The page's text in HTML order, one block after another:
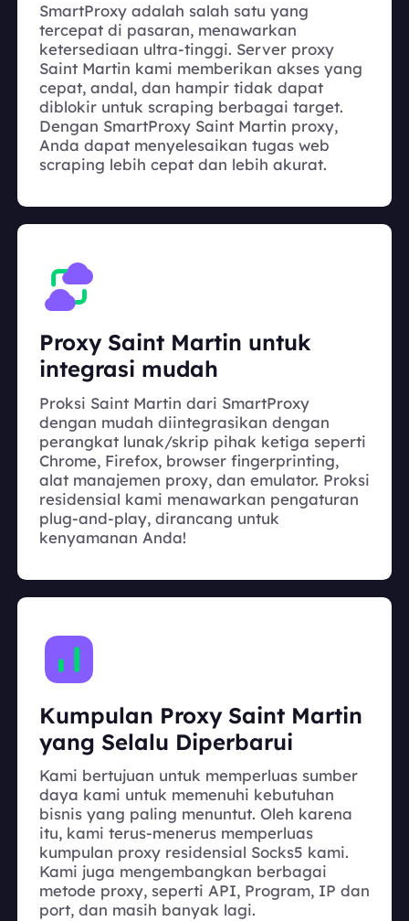
SmartProxy adalah salah satu yang
tercepat di pasaran, menawarkan
ketersediaan ultra-tinggi. Server proxy
Saint Martin kami memberikan akses yang
cepat, andal, dan hampir tidak dapat
diblokir untuk scraping berbagai target.
Dengan SmartProxy Saint Martin proxy,
Anda dapat menyelesaikan tugas web
scraping lebih cepat dan lebih akurat.
Proxy Saint Martin untuk
integrasi mudah
Proksi Saint Martin dari SmartProxy
dengan mudah diintegrasikan dengan
perangkat lunak/skrip pihak ketiga seperti
Chrome, Firefox, browser fingerprinting,
alat manajemen proxy, dan emulator. Proksi
residensial kami menawarkan pengaturan
plug-and-play, dirancang untuk
kenyamanan Anda!
Kumpulan Proxy Saint Martin
yang Selalu Diperbarui
Kami bertujuan untuk memperluas sumber
daya kami untuk memenuhi kebutuhan
bisnis yang paling menuntut. Oleh karena
itu, kami terus-menerus memperluas
kumpulan proxy residensial Socks5 kami.
Kami juga mengembangkan berbagai
metode proxy, seperti API, Program, IP dan
port, dan masih banyak lagi.